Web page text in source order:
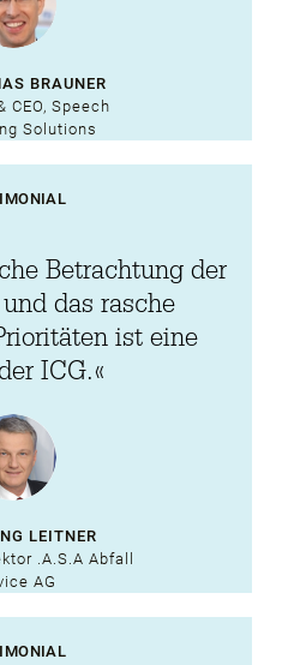
BRAUNER
CEO, Speech
Solutions
Betrachtung der
das rasche
ist eine
ICG.«
LEITNER
.A.S.A Abfall
AG